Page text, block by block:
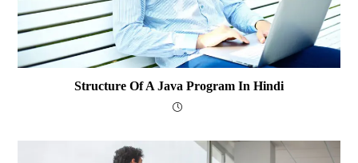
Structure Of A Java Program In Hindi